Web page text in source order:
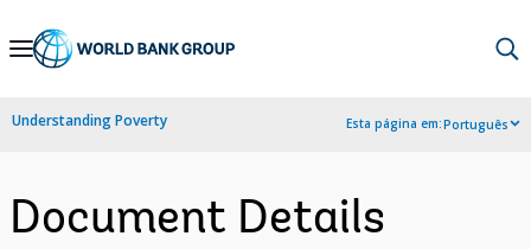
Skip
Navigation
Understanding Poverty Esta página em:Português
Document Details